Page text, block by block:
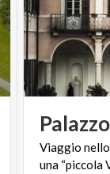
Palazzo
Viaggio
una “piccola